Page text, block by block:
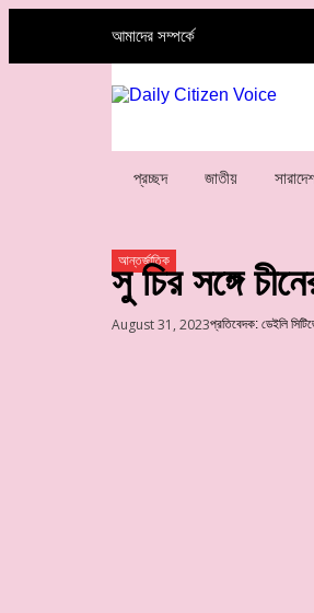
আমাদের সম্পর্কে
প্রচ্ছদ জাতীয়
আন্তর্জাতিক
সু চির সঙ্গে
August 31, 2023প্রতিবেদক: ডেইলি